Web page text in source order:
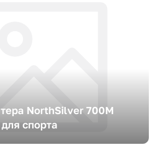
NorthSilver 700M
спорта